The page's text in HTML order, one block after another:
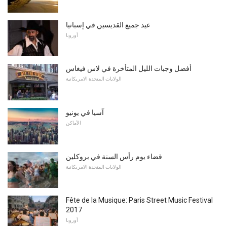
عيد جميع القديسين في إسبانيا
أوروبا
أفضل وجبات الليل المتأخرة في لاس فيغاس
الولايات المتحدة الامريكانية
آسيا في يونيو
الأماكن
قضاء يوم رأس السنة في بروكلين
الولايات المتحدة الامريكانية
Fête de la Musique: Paris Street Music Festival
2017
أوروبا